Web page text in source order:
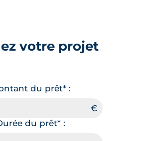
votre projet
du prêt* :
du prêt* :